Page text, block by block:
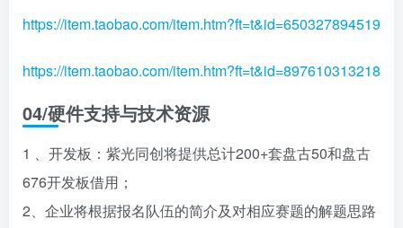
https://item.taobao.com/item.htm?ft=t&id=650327894519
https://item.taobao.com/item.htm?ft=t&id=897610313218
04/硬件支持与技术资源
1 、开发板：紫光同创将提供总计200+套盘古50和盘古
676开发板借用；
2、企业将根据报名队伍的简介及对相应赛题的解题思路